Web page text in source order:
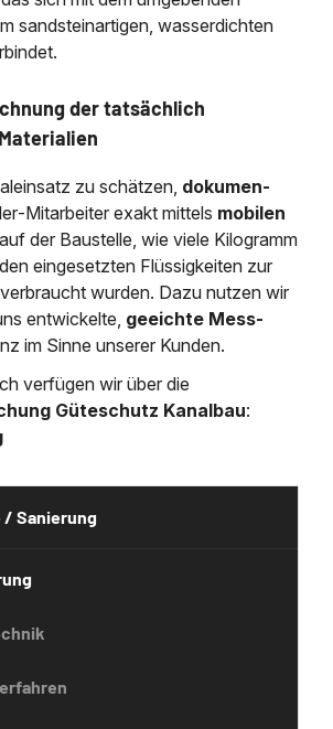
sand­stein­artigen, wasser­dichten
der tatsächlich
zu schätzen, dokumen­
exakt mittels mobilen
auf der Baustelle, wie viele Kilogramm
eingesetzten Flüssig­keiten zur
wurden. Dazu nutzen wir
ent­wickelte, geeichte Mess­
im Sinne unserer Kunden.
verfügen wir über die
Güteschutz Kanalbau:
/ Sanierung